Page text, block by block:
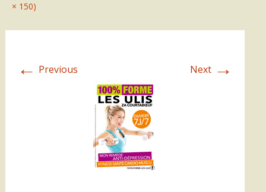
× 150)
← Previous Next →